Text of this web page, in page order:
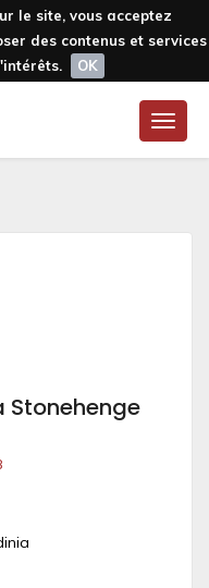
le site, vous acceptez
des contenus et services
OK
Toggle
Stonehenge